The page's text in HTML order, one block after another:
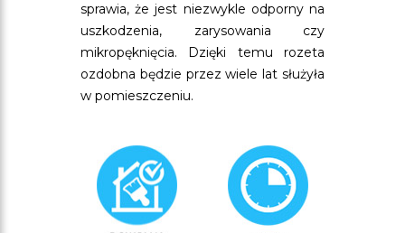
sprawia, że jest niezwykle odporny na
uszkodzenia, zarysowania czy
mikropęknięcia. Dzięki temu rozeta
ozdobna będzie przez wiele lat służyła
w pomieszczeniu.